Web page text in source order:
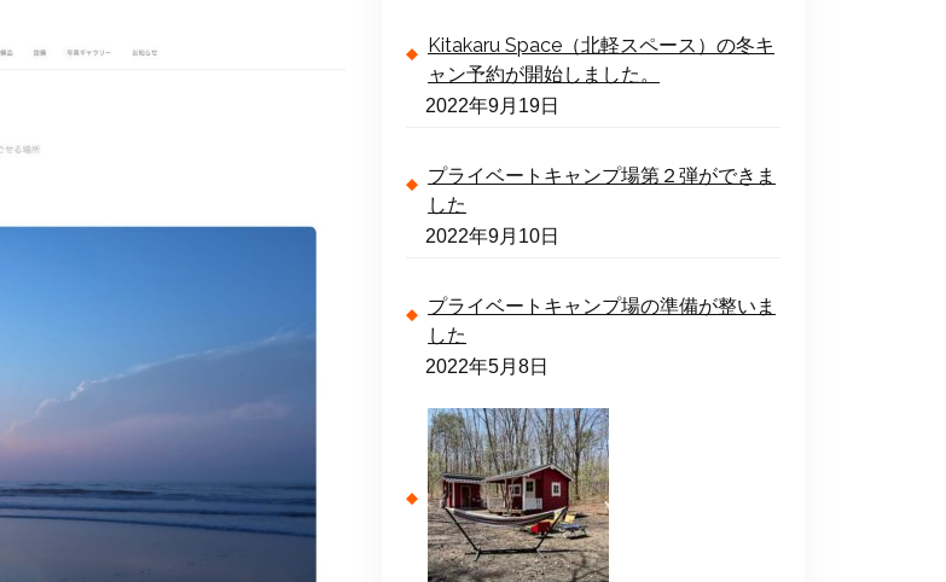
Kitakaru Space（北軽スペース）の冬キ
ャン予約が開始しました。
2022年9月19日
プライベートキャンプ場第２弾ができま
した
2022年9月10日
プライベートキャンプ場の準備が整いま
した
2022年5月8日